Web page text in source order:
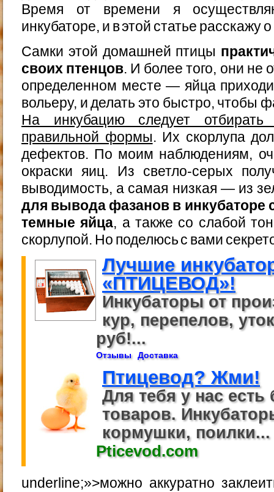
Время от времени я
инкубаторе, и в этой статье расскажу
Самки этой домашней птицы
своих птенцов. И более того, они не
определенном месте — яйца
вольеру, и делать это быстро, чтобы
На инкубацию следует отбирать
правильной формы. Их скорлупа
дефектов. По моим наблюдениям,
окраски яиц. Из светло-серых
выводимость, а самая низкая — из
для вывода фазанов в
темные яйца, а также со слабой
скорлупой. Но поделюсь с вами
Лучшие
«ПТИЦЕВОД»!
Инкубаторы от
кур, перепелов,
руб!...
Отзывы Доставка
Птицевод? Жми!
Для тебя у нас есть
товаров.
кормушки, поилки...
Pticevod.com
underline;»>можно аккуратно